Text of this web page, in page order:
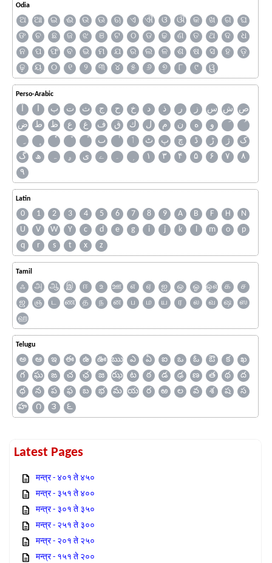
Odia
ଅ ଆ ଇ ଈ ଉ ଊ ଋ ଏ ଐ ଓ ଔ କ ଖ ଗ
ଘ
ଙ
ଚ ଛ ଜ ଝ ଞ ଟ ଠ ଡ ଢ ଣ ତ ଥ ଦ
ଧ
ନ
ପ ଫ ବ ଭ ମ ଯ ର ଲ ଳ ଶ ଷ ସ ହ
ଡ଼
ଢ଼
ୟ ୦ ୧ ୨ ୩ ୪ ୫ ୬ ୭ ୮ ୯ ୱ
Perso-Arabic
آ ا ب ت ث ج ح خ د ذ ر ز س ش ص
ض
ط ظ ع غ ف ق ك ل م ن ه
و
ٮ
ٲ ٹ پ چ ڈ ڑ ژ
ک
گ
ھ ہ ۄ ی ے ۔ ۱ ۳ ۴ ۵ ۶ ۷
۸
۹
Latin
0 1 2 3 4 5 6 7 8 9 A B F H
N
U
V W Y c d e g i j k l m o
p
q
r s t x z
Tamil
ஃ அ ஆ இ ஈ உ ஊ எ ஏ ஐ ஒ ஓ ஔ க
ச
ஜ
ஞ ட ண த ந ன ப ம ய ர ல வ ஷ
ஸ
ஹ
Telugu
అ ఆ ఇ ఈ ఉ ఊ ఋ ఎ ఏ ఐ ఒ ఓ ఔ క
ఖ
గ
ఘ ఙ చ ఛ జ ఝ ట ఠ డ ఢ ణ త థ
ద
ధ
న ప ఫ బ భ మ య ర ఱ ల వ శ ష
స
హ
౧ ౩ ౬
Latest Pages
मन्त्र - ४०१ ते ४५०
मन्त्र - ३५१ ते ४००
मन्त्र - ३०१ ते ३५०
मन्त्र - २५१ ते ३००
मन्त्र - २०१ ते २५०
मन्त्र - १५१ ते २००